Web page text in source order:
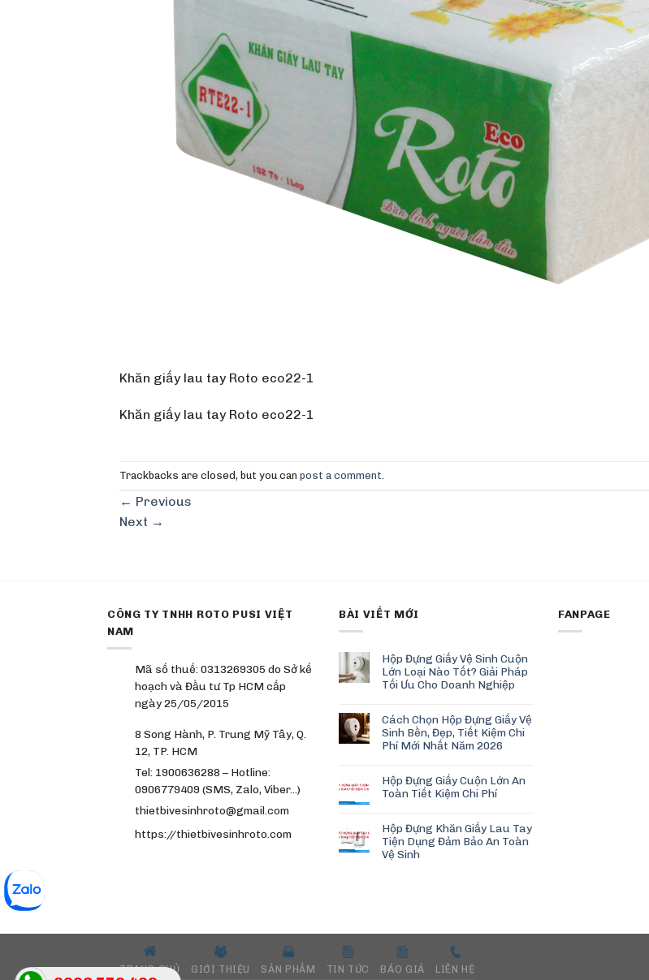
Khăn giấy lau tay Roto eco22-1
Khăn giấy lau tay Roto eco22-1
Trackbacks are closed, but you can post a comment
← Previous
Next →
CÔNG TY TNHH ROTO PUSI VIỆT
NAM
Mã số thuế: 0313269305 do Sở kế
hoạch và Đầu tư Tp HCM cấp
ngày 25/05/2015
8 Song Hành, P. Trung Mỹ Tây, Q.
12, TP. HCM
Tel: 1900636288 – Hotline:
0906779409 (SMS, Zalo, Viber…)
thietbivesinhroto@gmail.com
https://thietbivesinhroto.com
BÀI VIẾT MỚI
Hộp Đựng Giấy Vệ Sinh Cuộn
Lớn Loại Nào Tốt? Giải Pháp
Tối Ưu Cho Doanh Nghiệp
Cách Chọn Hộp Đựng Giấy Vệ
Sinh Bền, Đẹp, Tiết Kiệm Chi
Phí Mới Nhất Năm 2026
Hộp Đựng Giấy Cuộn Lớn An
Toàn Tiết Kiệm Chi Phí
Hộp Đựng Khăn Giấy Lau Tay
Tiện Dụng Đảm Bảo An Toàn
Vệ Sinh
FANPAGE
TRANG CHỦ GIỚI THIỆU SẢN PHẨM TIN TỨC BÁO GIÁ LIÊN HỆ